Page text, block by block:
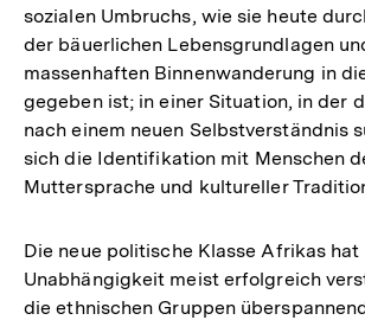
sozialen Umbruchs, wie sie heute
der bäuerlichen Lebensgrundlagen
massenhaften Binnenwanderung in
gegeben ist; in einer Situation, in der
nach einem neuen Selbstverständnis
sich die Identifikation mit Menschen
Muttersprache und kultureller
Die neue politische Klasse Afrikas hat
Unabhängigkeit meist erfolgreich
die ethnischen Gruppen